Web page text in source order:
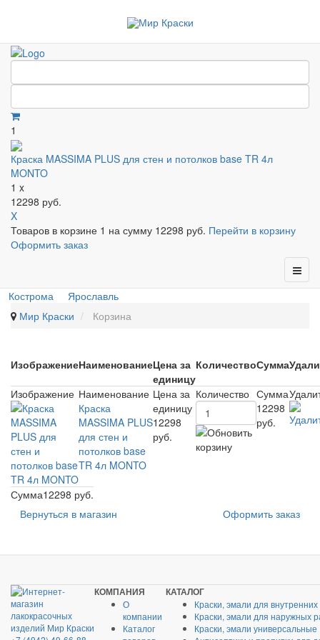
1
Краска MASSIMA PLUS для стен и потолков base TR 4л
MONTO
1 x
12298 руб.
X
Товаров в корзине 1 на сумму 12298 руб. Перейти в корзину
Оформить заказ
Кострома
Ярославль
Мир Краски
Корзина
ИзображениеНаименованиеЦена за
единицу
КоличествоСумма
Изображение Наименование
Краска
MASSIMA PLUS
для стен и
потолков base
TR 4л MONTO
Цена за
единицу
12298
руб.
Количество Сумма
12298
руб.
Сумма12298 руб.
Вернуться в магазин
Оформить заказ
КОМПАНИЯ
О
компании
Каталог
КАТАЛОГ
Краски, эмали для
Краски, эмали для наружных
Краски, эмали универсальные